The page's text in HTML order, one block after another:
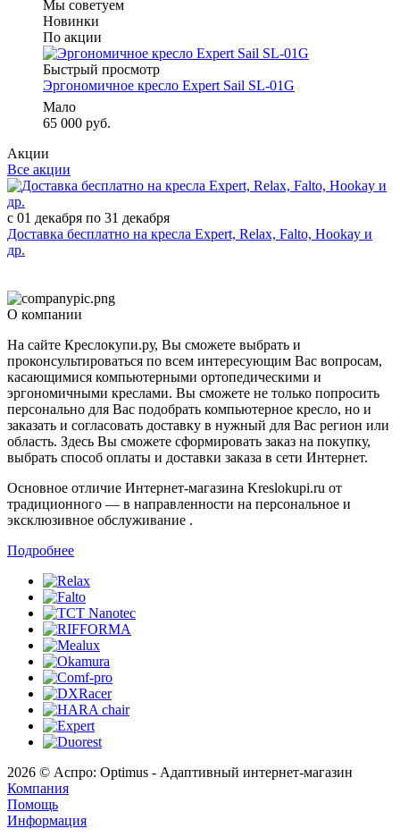
Мы советуем
Новинки
По акции
Быстрый просмотр
Эргономичное кресло Expert Sail SL-01G
Мало
65 000 руб.
Акции
Все акции
с 01 декабря по 31 декабря
Доставка бесплатно на кресла Expert, Relax, Falto, Hookay и
др.
О компании
На сайте Креслокупи.ру, Вы сможете выбрать и
проконсультироваться по всем интересующим Вас вопросам,
касающимися компьютерными ортопедическими и
эргономичными креслами. Вы сможете не только попросить
персонально для Вас подобрать компьютерное кресло, но и
заказать и согласовать доставку в нужный для Вас регион или
область. Здесь Вы сможете сформировать заказ на покупку,
выбрать способ оплаты и доставки заказа в сети Интернет.
Основное отличие Интернет-магазина Kreslokupi.ru от
традиционного — в направленности на персональное и
эксклюзивное обслуживание .
Подробнее
2026 © Аспро: Optimus - Адаптивный интернет-магазин
Компания
Помощь
Информация